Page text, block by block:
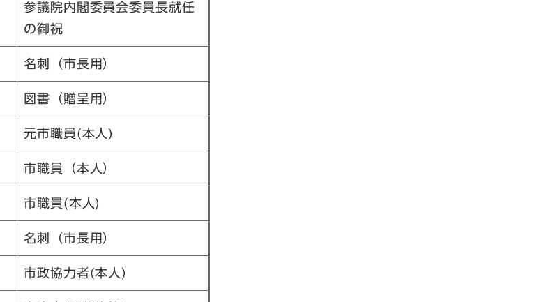
参議院内閣委員会委員長就任
の御祝
名刺（市長用）
図書（贈呈用）
元市職員(本人)
市職員（本人）
市職員(本人)
名刺（市長用）
市政協力者(本人)